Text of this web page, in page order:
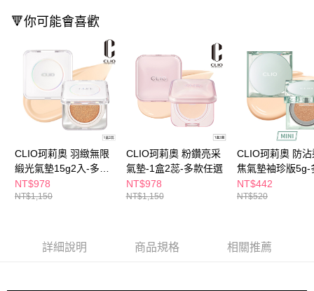
１．透過由恩沛科技股份有限公司提供之「AFTEE先享後付」服務完成之交
權轉讓予恩沛科技股份有限公司。
２．關於個人資料處理事宜，請瀏覽以下網址：
https://aftee.tw/terms/#terms3
３．未成年的使用者請事先徵得法定代理人或監護人之同意方可使用
「AFTEE先享後付」，若未經同意申辦者引起之損失，本公司不負相關責
任。
４．使用「AFTEE先享後付」時，將依據個別帳號之用戶狀況，依本公司即
時審查核予不同之上限額度；若仍有額度不足之情形，本公司將視審查結果
請求用戶進行身份認證。
５．嚴禁一人註冊多個帳號或使用他人資訊註冊。若發現惡意使用之情形，
恩沛科技股份有限公司將有權停止該用戶之使用額度並採取法律行動。
每筆NT$65，滿NT$490(含以上)免運費
付款後7-11取貨
每筆NT$65，滿NT$490(含以上)免運費
宅配(本島)
每筆NT$100，滿NT$790(含以上)免運費
付款後寶雅門市自取(由倉庫統一出貨)
每筆NT$80，滿NT$290(含以上)免運費
🔻你可能會喜歡
CLIO珂莉奧 羽緻無限
緞光氣墊15g2入-多款
任選
NT$978
NT$1,150
CLIO珂莉奧 粉鑽亮采
氣墊-1盒2蕊-多款任選
NT$978
NT$1,150
CLIO珂莉奧 防沾
焦氣墊袖珍版5g-
任選
NT$442
NT$520
詳細說明 商品規格 相關推薦